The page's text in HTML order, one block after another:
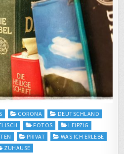
CORONA
DEUTSCHLAND
FOTOS
LEIPZIG
PRIVAT
WAS ICH ERLEBE
ZUHAUSE